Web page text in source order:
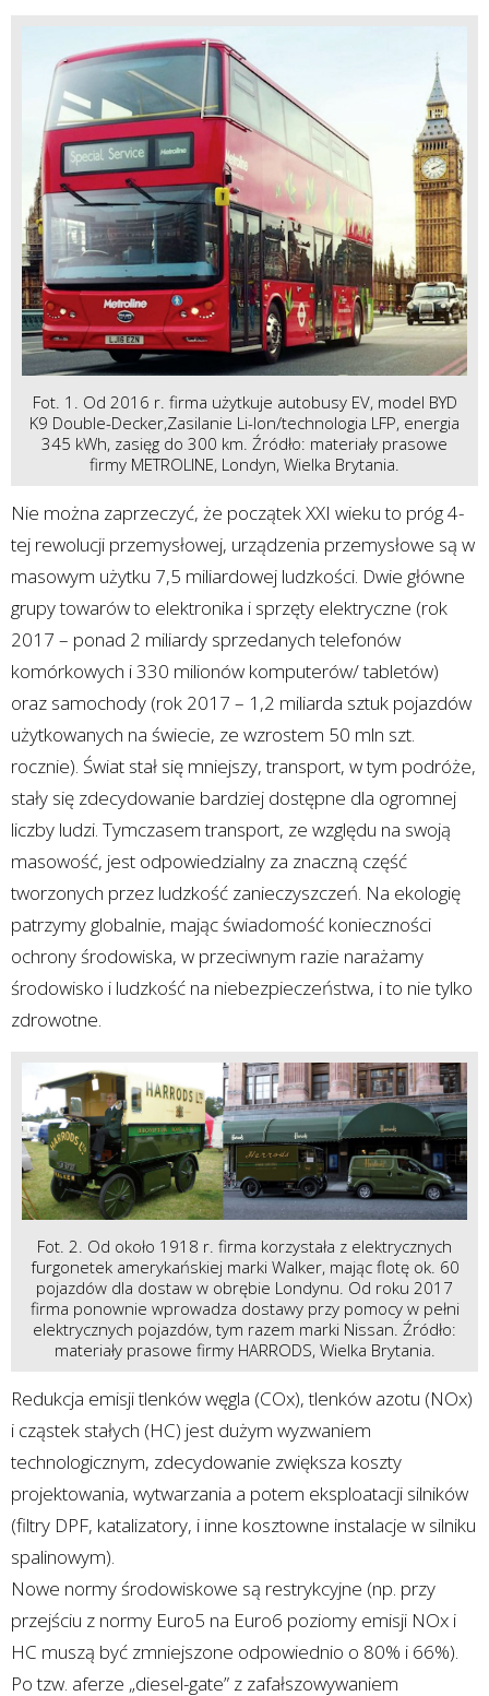
Fot. 1. Od 2016 r. firma użytkuje autobusy EV, model BYD
K9 Double-Decker,Zasilanie Li-Ion/technologia LFP, energia
345 kWh, zasięg do 300 km. Źródło: materiały prasowe
firmy METROLINE, Londyn, Wielka Brytania.
Nie można zaprzeczyć, że początek XXI wieku to próg 4-
tej rewolucji przemysłowej, urządzenia przemysłowe są w
masowym użytku 7,5 miliardowej ludzkości. Dwie główne
grupy towarów to elektronika i sprzęty elektryczne (rok
2017 – ponad 2 miliardy sprzedanych telefonów
komórkowych i 330 milionów komputerów/ tabletów)
oraz samochody (rok 2017 – 1,2 miliarda sztuk pojazdów
użytkowanych na świecie, ze wzrostem 50 mln szt.
rocznie). Świat stał się mniejszy, transport, w tym podróże,
stały się zdecydowanie bardziej dostępne dla ogromnej
liczby ludzi. Tymczasem transport, ze względu na swoją
masowość, jest odpowiedzialny za znaczną część
tworzonych przez ludzkość zanieczyszczeń. Na ekologię
patrzymy globalnie, mając świadomość konieczności
ochrony środowiska, w przeciwnym razie narażamy
środowisko i ludzkość na niebezpieczeństwa, i to nie tylko
zdrowotne.
Fot. 2. Od około 1918 r. firma korzystała z elektrycznych
furgonetek amerykańskiej marki Walker, mając flotę ok. 60
pojazdów dla dostaw w obrębie Londynu. Od roku 2017
firma ponownie wprowadza dostawy przy pomocy w pełni
elektrycznych pojazdów, tym razem marki Nissan. Źródło:
materiały prasowe firmy HARRODS, Wielka Brytania.
Redukcja emisji tlenków węgla (COx), tlenków azotu (NOx)
i cząstek stałych (HC) jest dużym wyzwaniem
technologicznym, zdecydowanie zwiększa koszty
projektowania, wytwarzania a potem eksploatacji silników
(filtry DPF, katalizatory, i inne kosztowne instalacje w silniku
spalinowym).
Nowe normy środowiskowe są restrykcyjne (np. przy
przejściu z normy Euro5 na Euro6 poziomy emisji NOx i
HC muszą być zmniejszone odpowiednio o 80% i 66%).
Po tzw. aferze „diesel-gate” z zafałszowywaniem